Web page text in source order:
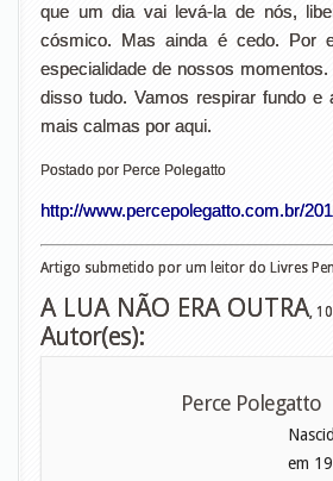
que um dia vai levá-la de nós,
cósmico. Mas ainda é cedo. Por
especialidade de nossos
disso tudo. Vamos respirar fundo e
mais calmas por aqui.
Postado por Perce Polegatto
http://www.percepolegatto.com.br/
Artigo submetido por um leitor do Livres
A LUA NÃO ERA OUTRA,
Autor(es):
Perce Polegatto
em